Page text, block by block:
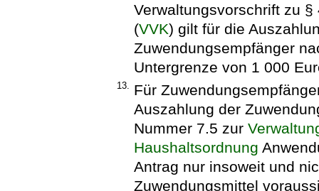
Verwaltungsvorschrift zu
(VVK) gilt für die
Zuwendungsempfänger
Untergrenze von 1 000
13. Für
Auszahlung der
Nummer 7.5 zur
Haushaltsordnung
Antrag nur insoweit und
Zuwendungsmittel